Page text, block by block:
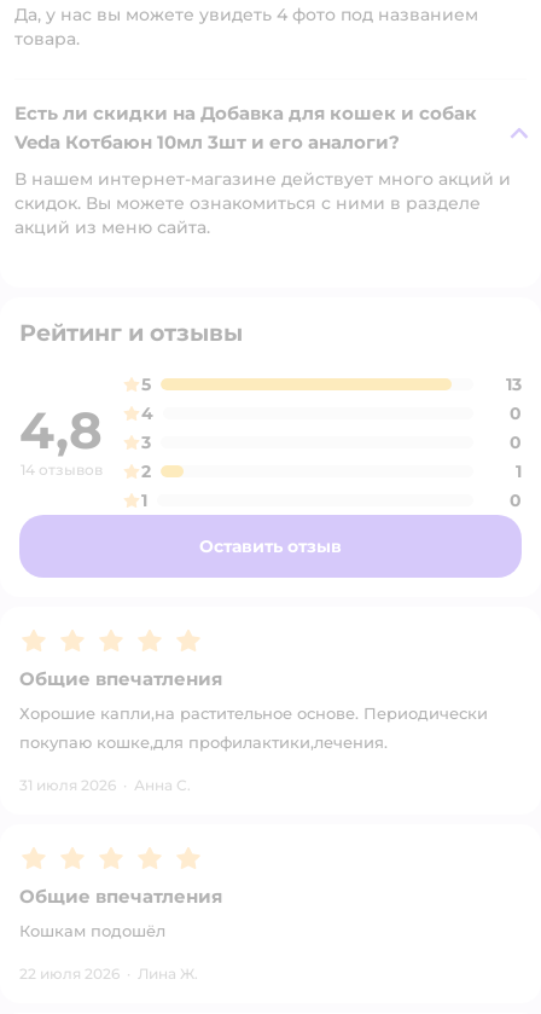
Да, у нас вы можете увидеть 4 фото под названием
товара.
Есть ли скидки на Добавка для кошек и собак
Veda Котбаюн 10мл 3шт и его аналоги?
В нашем интернет-магазине действует много акций и
скидок. Вы можете ознакомиться с ними в разделе
акций из меню сайта.
Рейтинг и отзывы
4,8
14 отзывов
5
13
4
0
3
0
2
1
1
0
Оставить отзыв
Рейтинг:5
Общие впечатления
Хорошие капли,на растительное основе. Периодически
покупаю кошке,для профилактики,лечения.
31 июля 2026 · Анна С.
Рейтинг:5
Общие впечатления
Кошкам подошёл
22 июля 2026 · Лина Ж.